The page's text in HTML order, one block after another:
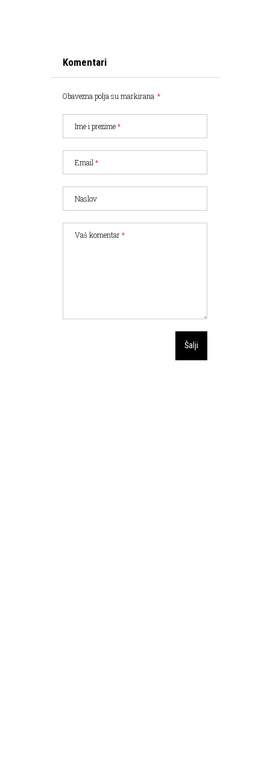
Komentari
Obavezna polja su markirana *
Ime i prezime*
Email *
Naslov
Vaš komentar*